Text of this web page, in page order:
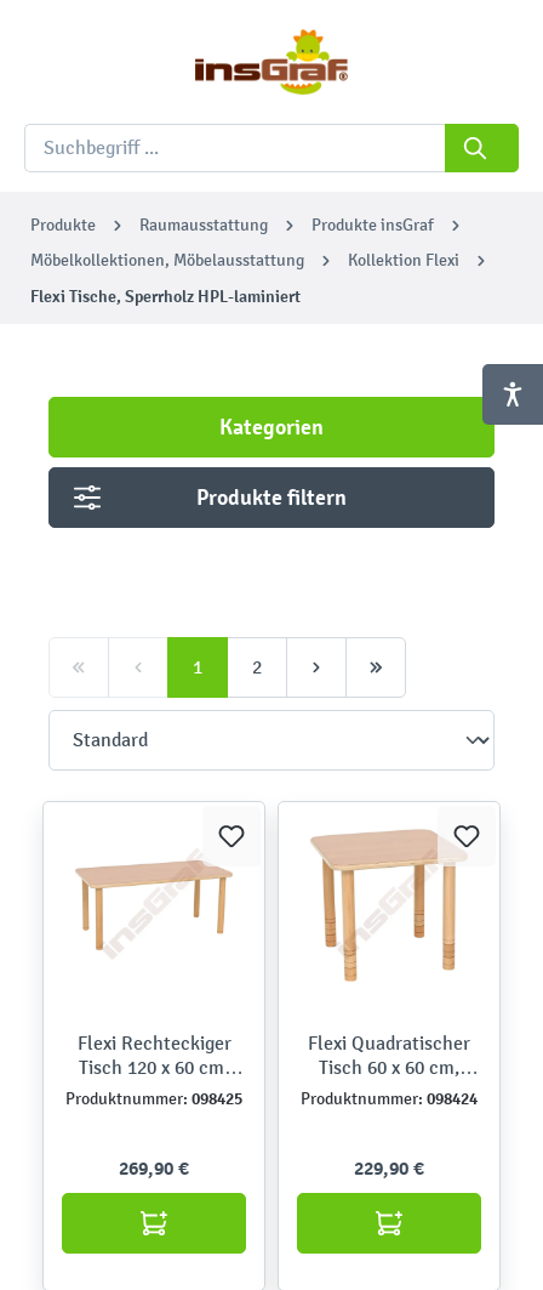
Produkte Raumausstattung
Produkte insGraf
Möbelkollektionen, Möbelausstattung
Kollektion Flexi
Flexi Tische, Sperrholz HPL-laminiert
Kategorien
Produkte filtern
1 2
Flexi Rechteckiger
Tisch 120 x 60 cm,
hvstb. 40-58 cm, HPL
Produktnummer: 098425
269,90 €
Flexi Quadratischer
Tisch 60 x 60 cm,
hvstb. 40-58 cm, HPL
Produktnummer: 098424
229,90 €